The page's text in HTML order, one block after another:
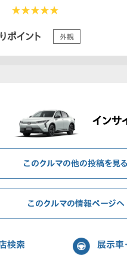
★★★★★
ポイント 外観
インサ
このクルマの他の投稿を見る
このクルマの情報ページへ
検索 展示車